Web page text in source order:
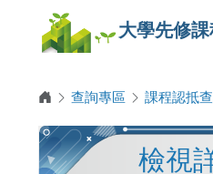
大學先修
查詢專區 課程認抵
檢視